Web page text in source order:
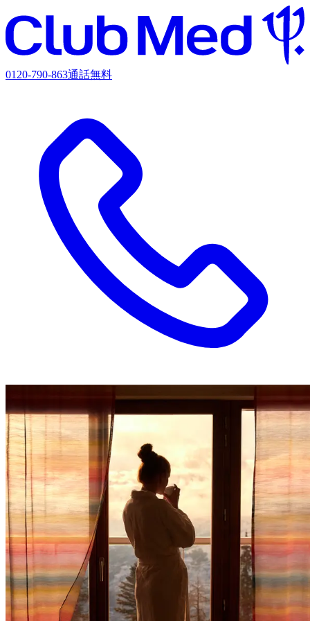
0120-790-863通話無料